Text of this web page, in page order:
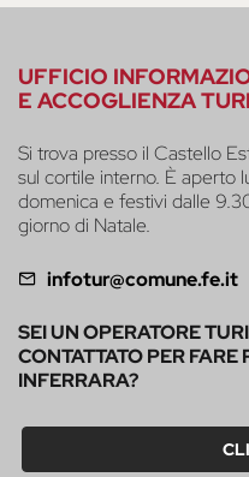
UFFICIO
E ACCOGLIENZA
Si trova presso il Castello
sul cortile interno. È aperto
domenica e festivi dalle
giorno di Natale.
infotur@comune.fe.it
SEI UN OPERATORE
CONTATTATO PER
INFERRARA?